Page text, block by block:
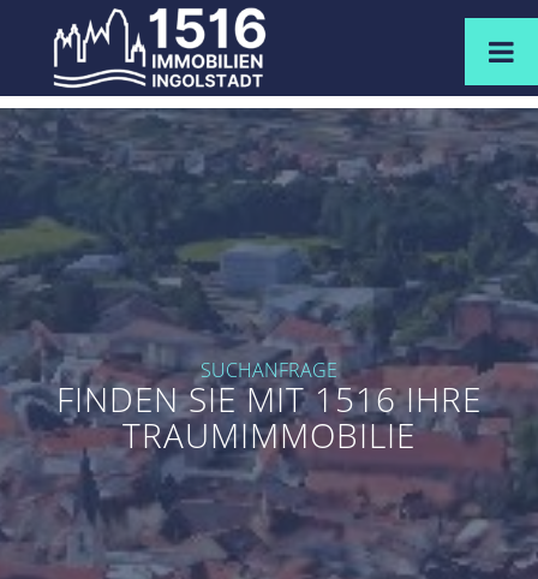
SUCHANFRAGE
FINDEN SIE MIT 1516 IHRE
TRAUMIMMOBILIE